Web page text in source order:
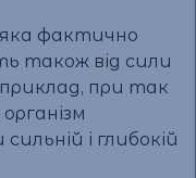
яка фактично
також від сили
при так
і глибокій